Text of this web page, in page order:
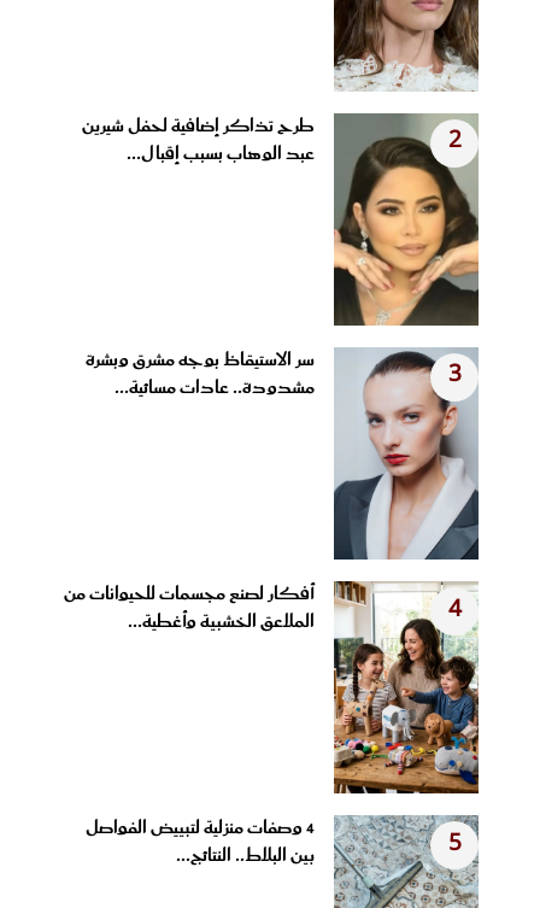
2
طرح تذاكر إضافية لحفل شيرين
عبد الوهاب بسبب إقبال...
3
سر الاستيقاظ بوجه مشرق وبشرة
مشدودة.. عادات مسائية...
4
أفكار لصنع مجسمات للحيوانات من
الملاعق الخشبية وأغطية...
5
4 وصفات منزلية لتبييض الفواصل
بين البلاط.. النتائج...